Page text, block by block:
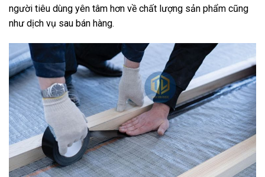
người tiêu dùng yên tâm hơn về chất lượng sản phẩm cũng
như dịch vụ sau bán hàng.